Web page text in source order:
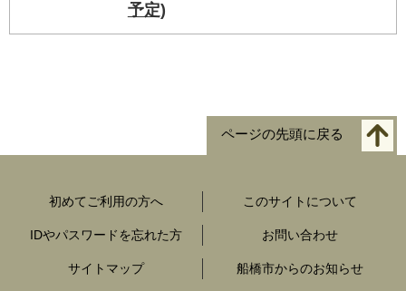
予定)
ページの先頭に戻る
初めてご利用の方へ このサイトについて
IDやパスワードを忘れた方 お問い合わせ
サイトマップ 船橋市からのお知らせ